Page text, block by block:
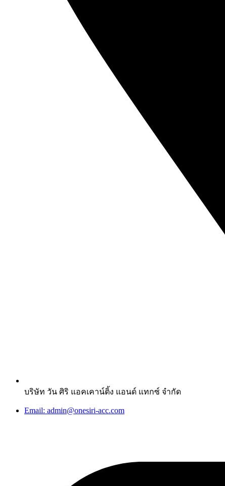
บริษัท วัน ศิริ แอคเคาน์ติ้ง แอนด์ แทกซ์ จำกัด
Email: admin@onesiri-acc.com